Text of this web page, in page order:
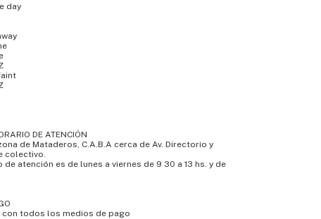
day
DE ATENCIÓN
de Mataderos, C.A.B.A cerca de Av. Directorio y
colectivo.
atención es de lunes a viernes de 9 30 a 13 hs. y de
con todos los medios de pago